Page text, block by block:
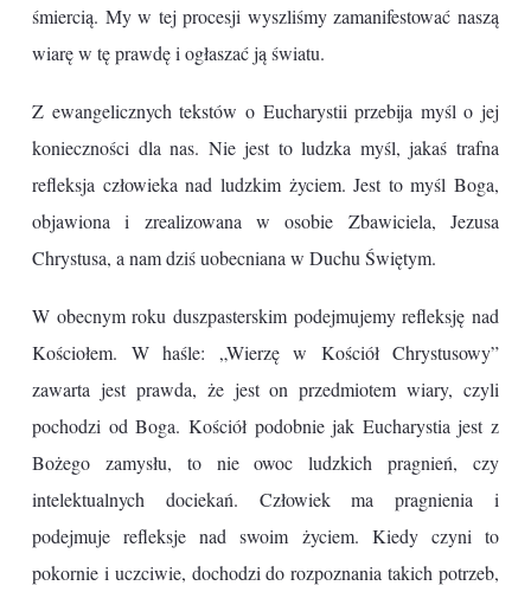
śmiercią. My w tej procesji wyszliśmy zamanifestować naszą
wiarę w tę prawdę i ogłaszać ją światu.
Z ewangelicznych tekstów o Eucharystii przebija myśl o jej
konieczności dla nas. Nie jest to ludzka myśl, jakaś trafna
refleksja człowieka nad ludzkim życiem. Jest to myśl Boga,
objawiona i zrealizowana w osobie Zbawiciela, Jezusa
Chrystusa, a nam dziś uobecniana w Duchu Świętym.
W obecnym roku duszpasterskim podejmujemy refleksję nad
Kościołem. W haśle: „Wierzę w Kościół Chrystusowy”
zawarta jest prawda, że jest on przedmiotem wiary, czyli
pochodzi od Boga. Kościół podobnie jak Eucharystia jest z
Bożego zamysłu, to nie owoc ludzkich pragnień, czy
intelektualnych dociekań. Człowiek ma pragnienia i
podejmuje refleksje nad swoim życiem. Kiedy czyni to
pokornie i uczciwie, dochodzi do rozpoznania takich potrzeb,